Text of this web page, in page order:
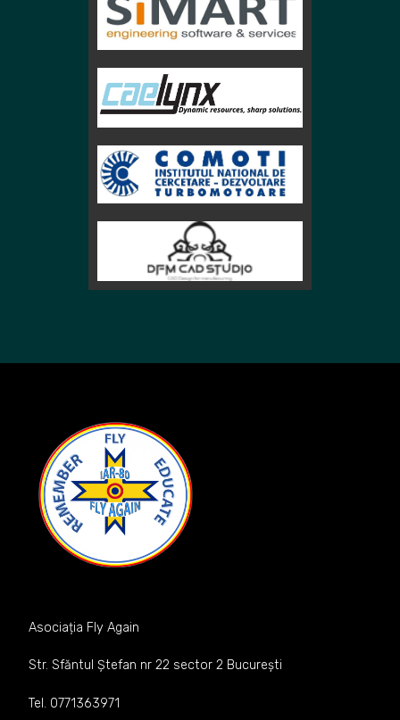
Asociația Fly Again
Str. Sfăntul Ștefan nr 22 sector 2 București
Tel. 0771363971